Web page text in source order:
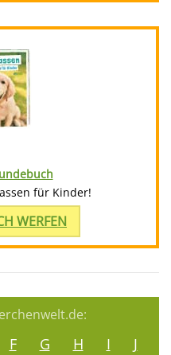
für Kinder!
WERFEN
F G H I
J